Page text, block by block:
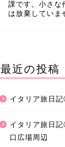
課です。小さな
は放棄していま
最近の投稿
イタリア旅日
イタリア旅日
口広場周辺